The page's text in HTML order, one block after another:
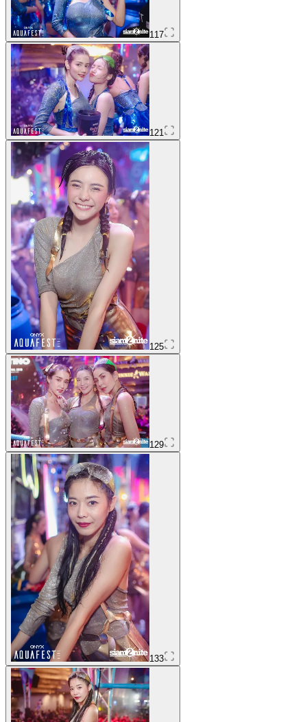
117
121
125
129
133